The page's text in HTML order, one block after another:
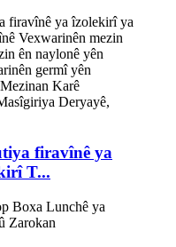
firavînê ya
T...